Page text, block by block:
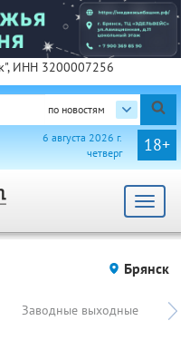
ИНН 3200007256
по новостям
18+
6 августа 2026 г.
четверг
Toggle
Брянск
Заводные выходные